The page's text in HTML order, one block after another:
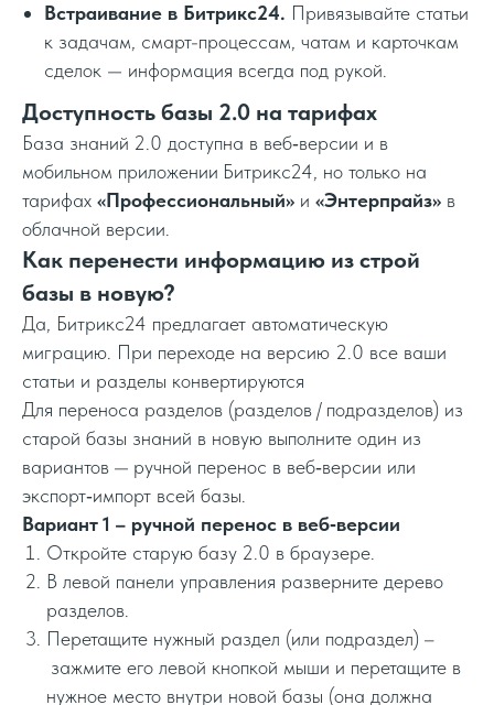
Встраивание в Битрикс24. Привязывайте статьи
к задачам, смарт-процессам, чатам и карточкам
сделок — информация всегда под рукой.
Доступность базы 2.0 на тарифах
База знаний 2.0 доступна в веб‑версии и в
мобильном приложении Битрикс24, но только на
тарифах «Профессиональный» и «Энтерпрайз» в
облачной версии.
Как перенести информацию из строй
базы в новую?
Да, Битрикс24 предлагает автоматическую
миграцию. При переходе на версию 2.0 все ваши
статьи и разделы конвертируются
Для переноса разделов (разделов / подразделов) из
старой базы знаний в новую выполните один из
вариантов — ручной перенос в веб‑версии или
экспорт‑импорт всей базы.
Вариант 1 – ручной перенос в веб‑версии
Откройте старую базу 2.0 в браузере.
В левой панели управления разверните дерево
разделов.
Перетащите нужный раздел (или подраздел) –
зажмите его левой кнопкой мыши и перетащите в
нужное место внутри новой базы (она должна